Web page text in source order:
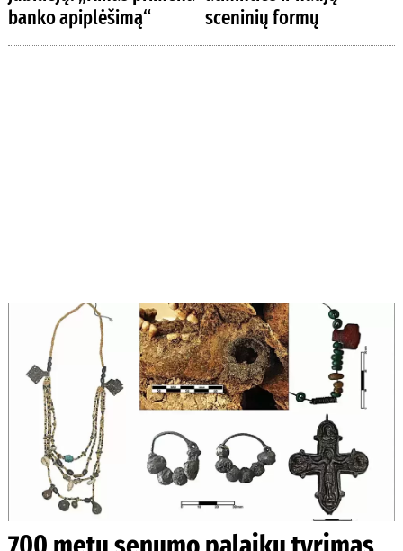
banko apiplėšimą“
sceninių formų